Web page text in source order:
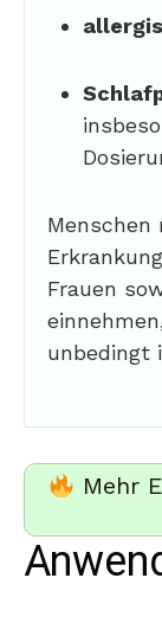
Menschen
Frauen
unbedingt
Mehr